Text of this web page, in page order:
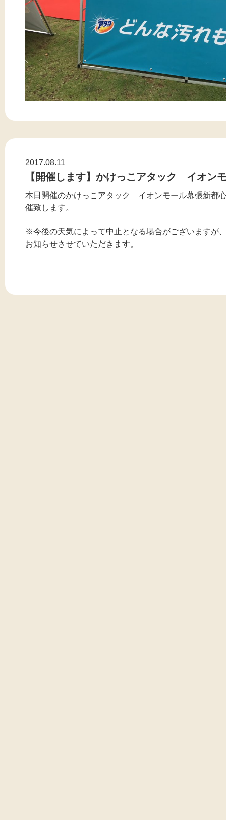
2017.08.11
【開催します】かけっこアタック イオン
本日開催のかけっこアタック イオンモール幕張新都
催致します。
※今後の天気によって中止となる場合がございますが
お知らせさせていただきます。